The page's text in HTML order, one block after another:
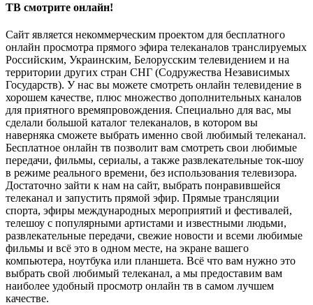
ТВ смотрите онлайн!
Сайт является некоммерческим проектом для бесплатного
онлайн просмотра прямого эфира телеканалов транслируемых
Российским, Украинским, Белорусским телевидением и на
территории других стран СНГ (Содружества Независимых
Государств). У нас вы можете смотреть онлайн телевидение в
хорошем качестве, плюс множество дополнительных каналов
для приятного времяпровождения. Специально для вас, мы
сделали большой каталог телеканалов, в котором вы
наверняка сможете выбрать именно свой любимый телеканал.
Бесплатное онлайн тв позволит вам смотреть свои любимые
передачи, фильмы, сериалы, а также развлекательные ток-шоу
в режиме реального времени, без использования телевизора.
Достаточно зайти к нам на сайт, выбрать понравившейся
телеканал и запустить прямой эфир. Прямые трансляции
спорта, эфиры международных мероприятий и фестивалей,
телешоу с популярными артистами и известными людьми,
развлекательные передачи, свежие новости и всеми любимые
фильмы и всё это в одном месте, на экране вашего
компьютера, ноутбука или планшета. Всё что вам нужно это
выбрать свой любимый телеканал, а мы предоставим вам
наиболее удобный просмотр онлайн тв в самом лучшем
качестве.